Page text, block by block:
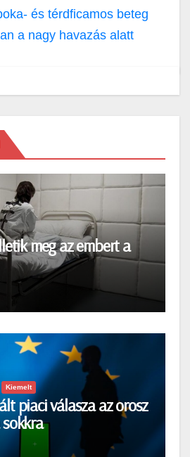
és térdficamos beteg
a nagy havazás alatt
meg az embert a
Kiemelt
piaci válasza az orosz